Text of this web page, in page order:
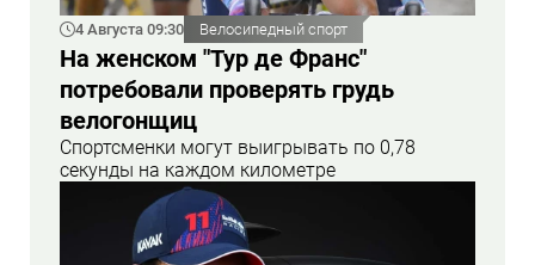
4 Августа 09:30 Велосипедный спорт
На женском "Тур де Франс"
потребовали проверять грудь
велогонщиц
Спортсменки могут выигрывать по 0,78
секунды на каждом километре